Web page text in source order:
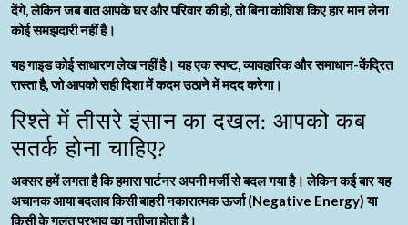
देंगे, लेकिन जब बात आपके घर और परिवार की हो, तो बिना कोशिश किए हार मान लेना
कोई समझदारी नहीं है।
यह गाइड कोई साधारण लेख नहीं है। यह एक स्पष्ट, व्यावहारिक और समाधान-केंद्रित
रास्ता है, जो आपको सही दिशा में कदम उठाने में मदद करेगा।
रिश्ते में तीसरे इंसान का दखल: आपको कब
सतर्क होना चाहिए?
अक्सर हमें लगता है कि हमारा पार्टनर अपनी मर्जी से बदल गया है। लेकिन कई बार यह
अचानक आया बदलाव किसी बाहरी नकारात्मक ऊर्जा (Negative Energy) या
किसी के गलत प्रभाव का नतीजा होता है।